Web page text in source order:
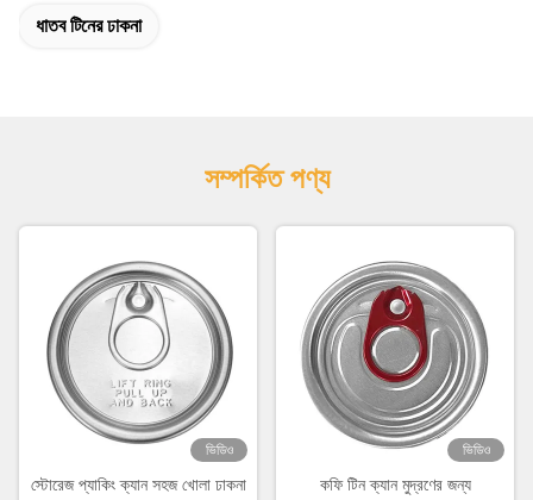
ধাতব টিনের ঢাকনা
সম্পর্কিত পণ্য
ভিডিও
স্টোরেজ প্যাকিং ক্যান সহজ খোলা ঢাকনা
ভিডিও
কফি টিন ক্যান মুদ্রণের জন্য